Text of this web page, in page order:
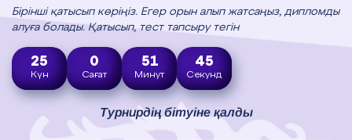
Бірінші қатысып көріңіз. Егер орын алып жатсаңыз, дипломды
алуға болады. Қатысып, тест тапсыру тегін
25
Күн
0
Сағат
51
Минут
43
Секунд
Турнирдің бітуіне қалды